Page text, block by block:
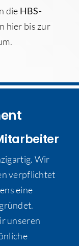
die HBS-
hier bis zur
Wir
verpflichtet
eine
unseren